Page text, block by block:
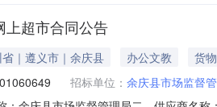
上超市合同公告
｜遵义市｜余庆县 办公文教
货物
招标单位： 余庆县市场监督